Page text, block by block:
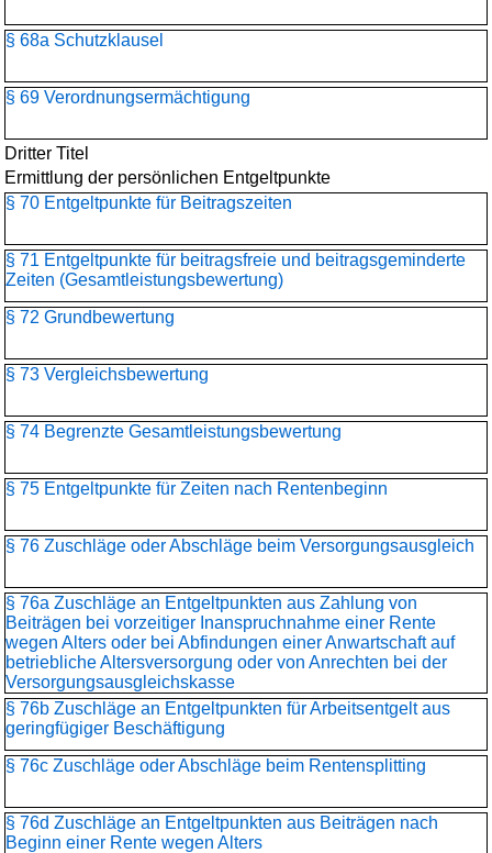
§ 68a Schutzklausel
§ 69 Verordnungsermächtigung
Dritter Titel
Ermittlung der persönlichen Entgeltpunkte
§ 70 Entgeltpunkte für Beitragszeiten
§ 71 Entgeltpunkte für beitragsfreie und beitragsgeminderte
Zeiten (Gesamtleistungsbewertung)
§ 72 Grundbewertung
§ 73 Vergleichsbewertung
§ 74 Begrenzte Gesamtleistungsbewertung
§ 75 Entgeltpunkte für Zeiten nach Rentenbeginn
§ 76 Zuschläge oder Abschläge beim Versorgungsausgleich
§ 76a Zuschläge an Entgeltpunkten aus Zahlung von
Beiträgen bei vorzeitiger Inanspruchnahme einer Rente
wegen Alters oder bei Abfindungen einer Anwartschaft auf
betriebliche Altersversorgung oder von Anrechten bei der
Versorgungsausgleichskasse
§ 76b Zuschläge an Entgeltpunkten für Arbeitsentgelt aus
geringfügiger Beschäftigung
§ 76c Zuschläge oder Abschläge beim Rentensplitting
§ 76d Zuschläge an Entgeltpunkten aus Beiträgen nach
Beginn einer Rente wegen Alters